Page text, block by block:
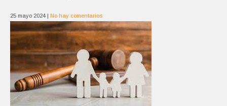
25 mayo 2024 | No hay comentarios